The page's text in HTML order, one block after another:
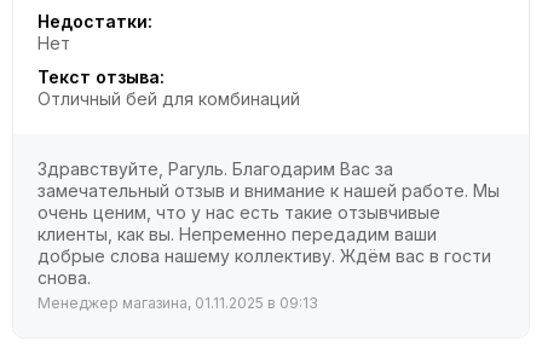
Недостатки:
Нет
Текст отзыва:
Отличный бей для комбинаций
Здравствуйте, Рагуль. Благодарим Вас за
замечательный отзыв и внимание к нашей работе. Мы
очень ценим, что у нас есть такие отзывчивые
клиенты, как вы. Непременно передадим ваши
добрые слова нашему коллективу. Ждём вас в гости
снова.
Менеджер магазина, 01.11.2025 в 09:13